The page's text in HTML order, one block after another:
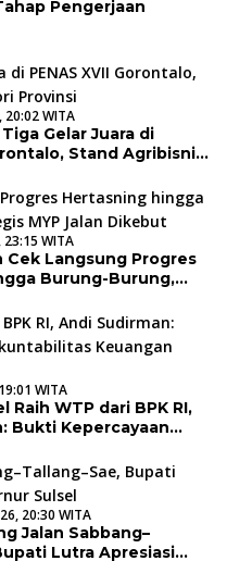
Pengerjaan
20:02 WITA
Gelar Juara di
Stand Agribisnis
23:15 WITA
Cek Langsung Progres
Burung-Burung,
WITA
Raih WTP dari BPK RI,
Bukti Kepercayaan
20:30 WITA
Jalan Sabbang–
Lutra Apresiasi